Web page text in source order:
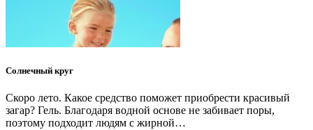
Солнечный круг
Скоро лето. Какое средство поможет приобрести красивый
загар? Гель. Благодаря водной основе не забивает поры,
поэтому подходит людям с жирной…